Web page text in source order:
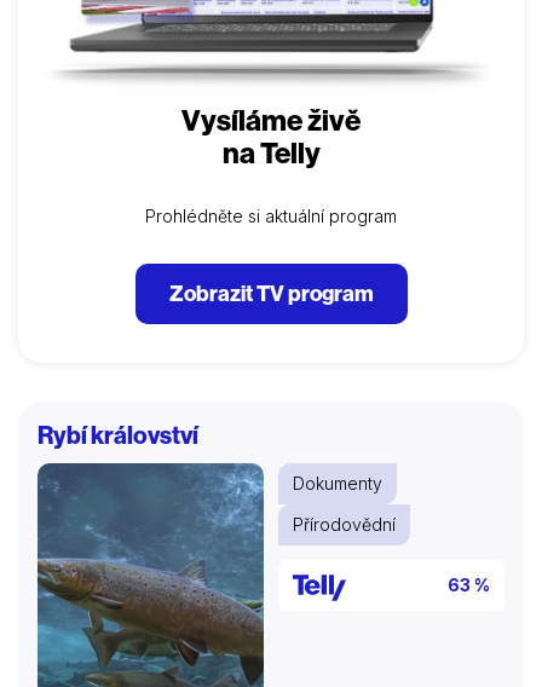
Vysíláme živě
na Telly
Prohlédněte si aktuální program
Zobrazit TV program
Rybí království
Dokumenty
Přírodovědní
63 %